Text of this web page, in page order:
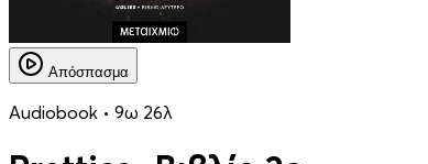
Απόσπασμα
Audiobook • 9ω 26λ